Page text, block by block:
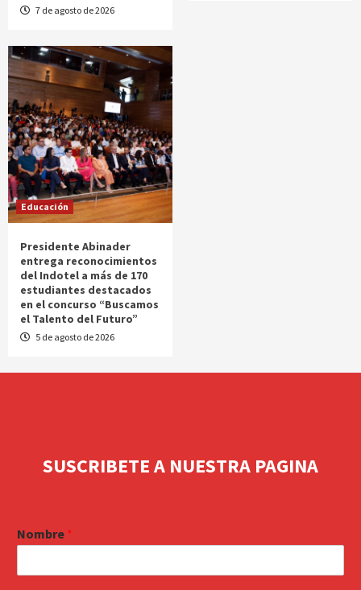
7 de agosto de 2026
Educación
Presidente Abinader
entrega reconocimientos
del Indotel a más de 170
estudiantes destacados
en el concurso “Buscamos
el Talento del Futuro”
5 de agosto de 2026
SUSCRIBETE A NUESTRA PAGINA
Nombre *